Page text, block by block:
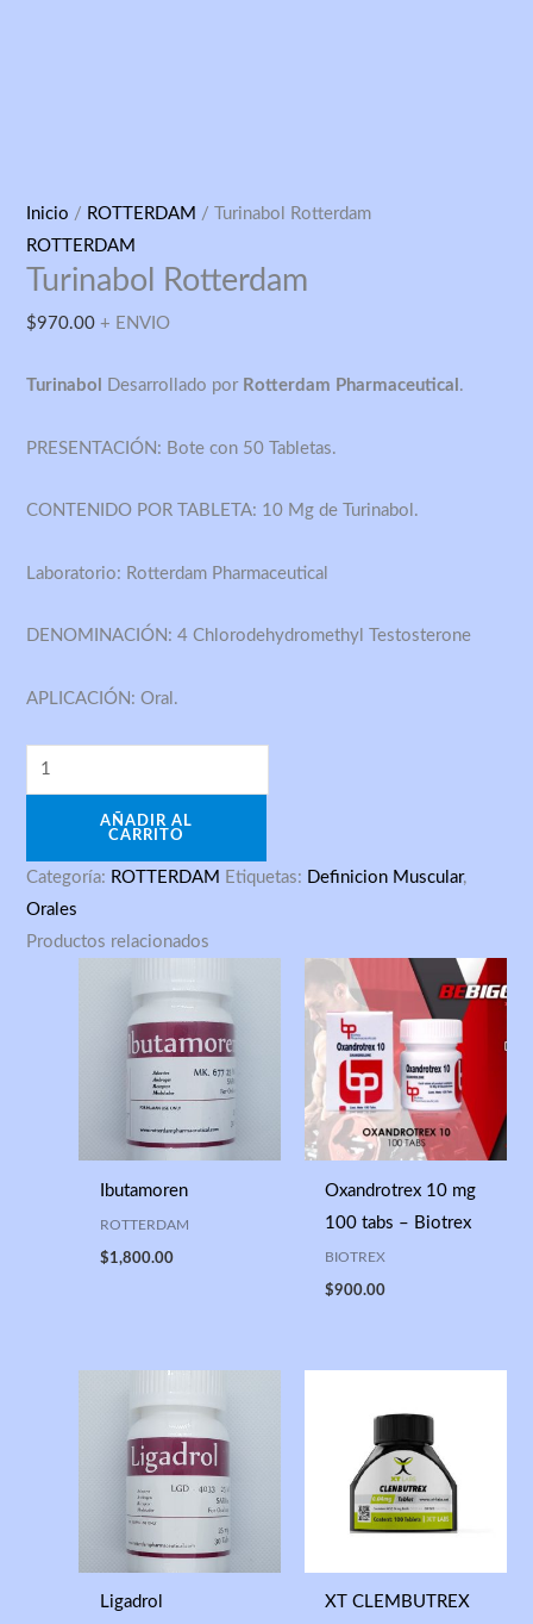
Inicio / ROTTERDAM / Turinabol Rotterdam
ROTTERDAM
Turinabol Rotterdam
$970.00 + ENVIO
Turinabol Desarrollado por Rotterdam Pharmaceutical .
PRESENTACIÓN: Bote con 50 Tabletas.
CONTENIDO POR TABLETA: 10 Mg de Turinabol.
Laboratorio: Rotterdam Pharmaceutical
DENOMINACIÓN: 4 Chlorodehydromethyl Testosterone
APLICACIÓN: Oral.
Turinabol
Rotterdam
cantidad
AÑADIR AL
CARRITO
Categoría: ROTTERDAM Etiquetas: Definicion Muscular,
Orales
Productos relacionados
Ibutamoren
ROTTERDAM
$1,800.00
Oxandrotrex 10 mg
100 tabs – Biotrex
BIOTREX
$900.00
Ligadrol
XT CLEMBUTREX